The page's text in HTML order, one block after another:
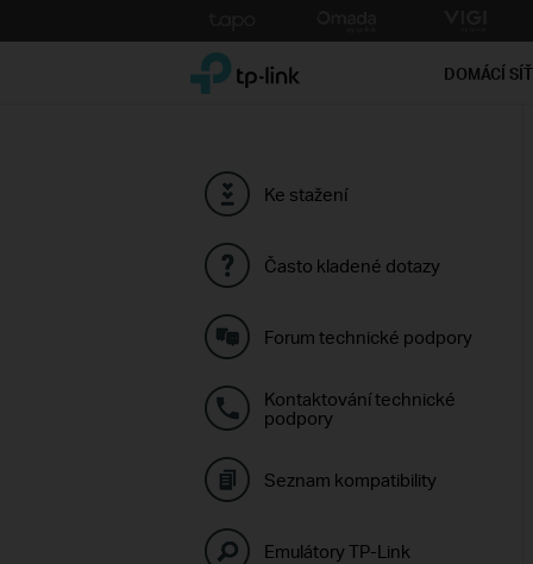
to
TP-Link, Reliably Smart DOMÁCÍ SÍŤ
Ke stažení
Často kladené dotazy
Forum technické podpory
Kontaktování technické
podpory
Seznam kompatibility
Emulátory TP-Link